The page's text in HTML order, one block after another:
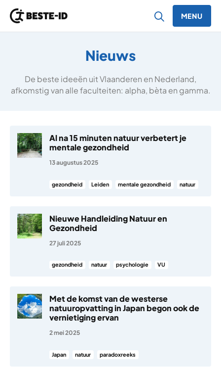
MENU
Nieuws
De beste ideeën uit Vlaanderen en Nederland,
afkomstig van alle faculteiten: alpha, bèta en gamma.
Al na 15 minuten natuur verbetert je
mentale gezondheid
13 augustus 2025
gezondheid Leiden mentale gezondheid natuur
Nieuwe Handleiding Natuur en
Gezondheid
27 juli 2025
gezondheid natuur psychologie VU
Met de komst van de westerse
natuuropvatting in Japan begon ook de
vernietiging ervan
2 mei 2025
Japan natuur paradoxreeks